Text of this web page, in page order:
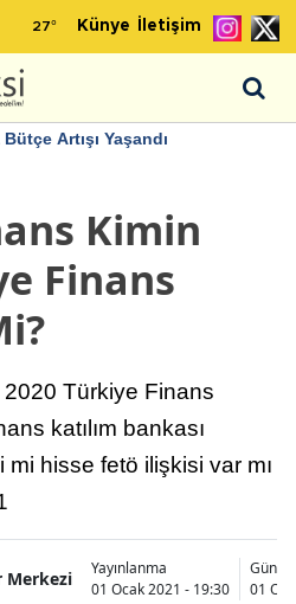
27° Künye İletişim
Artışı Yaşandı
Kimin
Finans
Türkiye Finans
katılım bankası
mi hisse fetö ilişkisi var mı
Merkezi
Yayınlanma
01 Ocak 2021 - 19:30
01